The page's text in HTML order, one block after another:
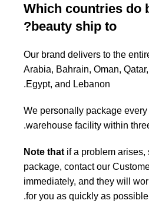
Which countries do
beauty ship to?
Our brand delivers to the
Arabia, Bahrain, Oman,
Egypt, and Lebanon.
We personally package
warehouse facility within
Note that if a problem arises,
package, contact our
immediately, and they will
for you as quickly as possible.